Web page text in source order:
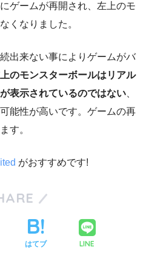
ゲームが再開され、左上のモ
くなりました。
出来ない事によりゲームがバ
のモンスターボールはリアル
表示されているのではない
能性が高いです。ゲームの再
す。
がおすすめです!
はてブ LINE